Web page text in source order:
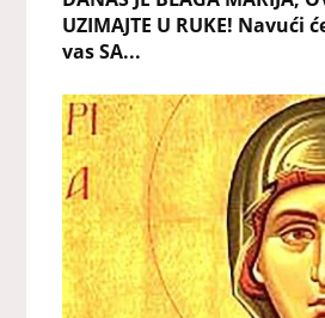
UZIMAJTE U RUKE! Navući
vas SA...